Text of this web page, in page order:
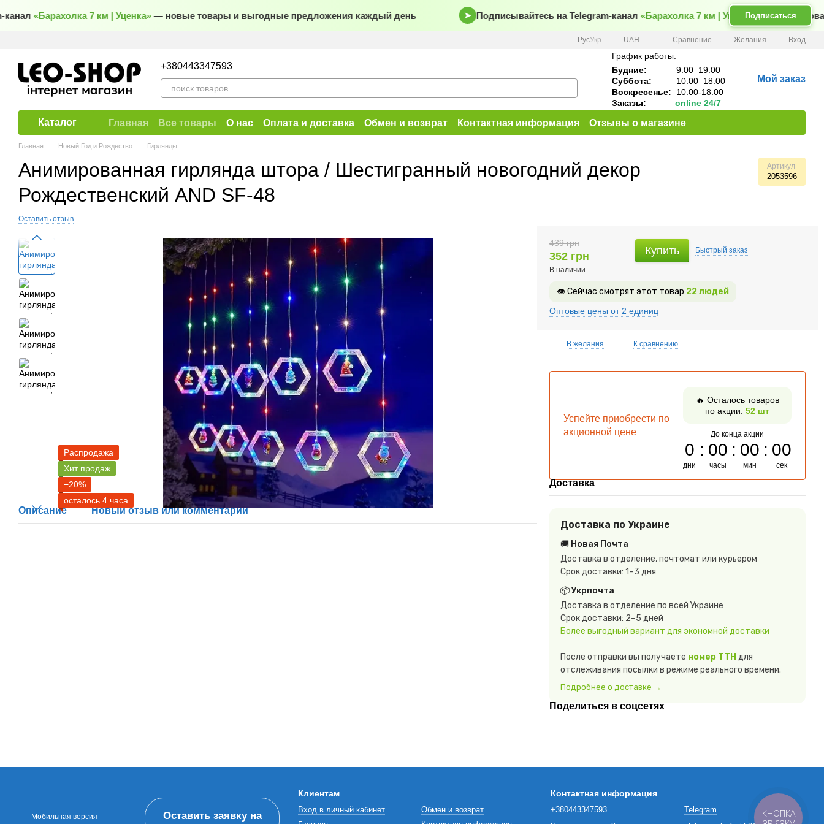
«Барахолка 7 км | Уценка»— новые товары и выгодные предложения каждый день ➤ Подписывайтесь на Telegram-канал«Барахолка 7 км | Уценка»— новые
Подписаться
РусУкр UAH Сравнение Желания Вход
+380443347593
График работы:
Будние:
9:00–19:00
Суббота: 10:00–18:00
Воскресенье: 10:00-18:00
Заказы:
online 24/7
Мой заказ
Каталог Главная Все товары О нас Оплата и доставка Обмен и возврат Контактная информация
Отзывы о магазине
Договор публичной оферты
Главная Новый Год и Рождество Гирлянды
Анимированная гирлянда штора / Шестигранный новогодний декор
Рождественский AND SF-48
Артикул
2053596
Оставить отзыв
Распродажа
Хит продаж
−20%
осталось 4 часа
Описание Новый отзыв или комментарий
439 грн
352 грн
В наличии
Купить Быстрый заказ
👁 Сейчас смотрят этот товар 22 людей
Оптовые цены от 2 единиц
В желания К сравнению
Успейте приобрести по
акционной цене
🔥 Осталось товаров
по акции: 52 шт
До конца акции
0
дни
00
часы
00
мин
00
сек
Доставка
Доставка по Украине
🚚 Новая Почта
Доставка в отделение, почтомат или курьером
Срок доставки: 1–3 дня
📦 Укрпочта
Доставка в отделение по всей Украине
Срок доставки: 2–5 дней
Более выгодный вариант для экономной доставки
После отправки вы получаете номер ТТН для
отслеживания посылки в режиме реального времени.
Подробнее о доставке →
Поделиться в соцсетях
Мобильная версия
Оставить заявку на
Клиентам
Вход в личный кабинет
Обмен и возврат
Контактная информация
+380443347593
Telegram
КНОПКА